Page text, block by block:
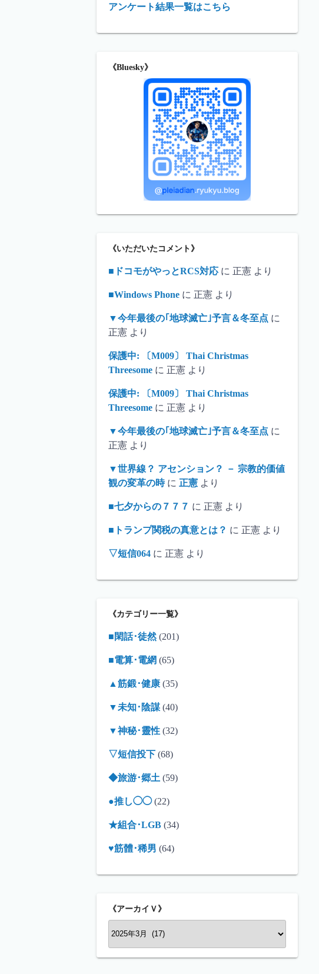
アンケート結果一覧はこちら
《Bluesky》
《いただいたコメント》
■ドコモがやっとRCS対応 に 正憲 より
■Windows Phone に 正憲 より
▼今年最後の｢地球滅亡｣予言＆冬至点 に
正憲 より
保護中: 〔M009〕 Thai Christmas
Threesome に 正憲 より
保護中: 〔M009〕 Thai Christmas
Threesome に 正憲 より
▼今年最後の｢地球滅亡｣予言＆冬至点 に
正憲 より
▼世界線？ アセンション？ － 宗教的価値
観の変革の時に 正憲 より
■七夕からの７７７ に 正憲 より
■トランプ関税の真意とは？ に 正憲 より
▽短信064 に 正憲 より
《カテゴリー一覧》
■閑話･徒然(201)
■電算･電網 (65)
▲筋鍛･健康 (35)
▼未知･陰謀 (40)
▼神秘･靈性 (32)
▽短信投下 (68)
◆旅游･郷土 (59)
●推し◯◯(22)
★組合･LGB (34)
♥筋體･稀男 (64)
《アーカイＶ》